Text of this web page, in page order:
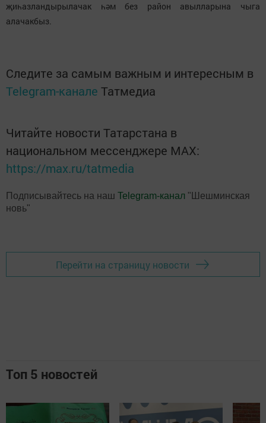
җиһазландырылачак һәм без район авылларына чыга
алачакбыз.
Следите за самым важным и интересным в
Telegram-канале Татмедиа
Читайте новости Татарстана в
национальном мессенджере MАХ:
https://max.ru/tatmedia
Подписывайтесь на наш Telegram-канал "Шешминская
новь"
Перейти на страницу новости
Топ 5 новостей